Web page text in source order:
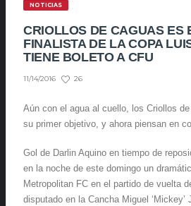
NOTICIAS
CRIOLLOS DE CAGUAS ES
FINALISTA DE LA COPA
TIENE BOLETO A CFU
11/14/2016 26
Aún con el agua al cuello, los Criollos
su primer objetivo, y ahora piensan en
Gol de Darlin Aquino en tiempo de
en la noche de este domingo un
Metropolitan FC en el partido de vuelta
disputado en la Cancha Miguel ‘Mickey’